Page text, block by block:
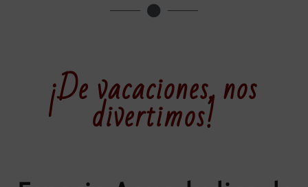
¡De vacaciones, nos
divertimos!